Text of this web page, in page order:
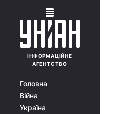
ІНФОРМАЦІЙНЕ
АГЕНТСТВО
Головна
Війна
Україна